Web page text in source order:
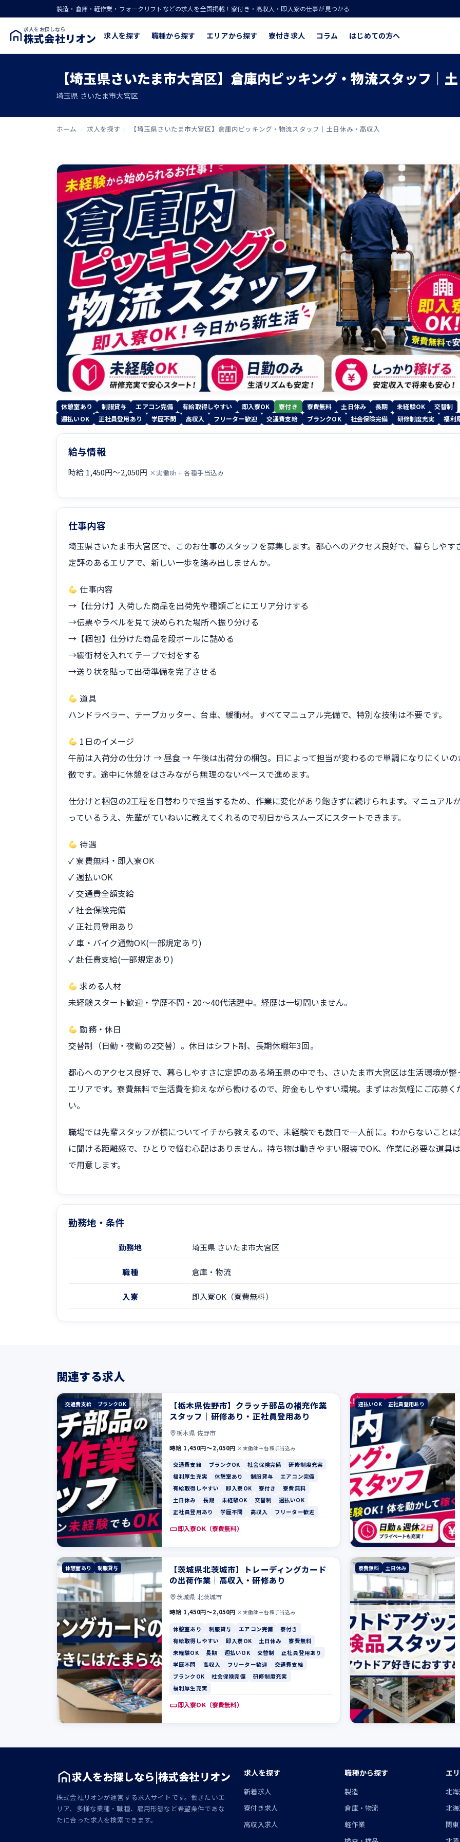
製造・倉庫・軽作業・フォークリフトなどの求人を全国掲載！寮付き・高収入・即入寮の仕事が見つかる
求人をお探しなら
株式会社リオン 求人を探す 職種から探す エリアから探す 寮付き求人 コラム はじめての方へ
【埼玉県さいたま市大宮区】倉庫内ピッキング・物流スタッフ｜
埼玉県 さいたま市大宮区
ホーム › 求人を探す › 【埼玉県さいたま市大宮区】倉庫内ピッキング・物流スタッフ｜土日休み・高収入
休憩室あり 制服貸与 エアコン完備 有給取得しやすい 即入寮OK 寮付き 寮費無料 土日休み 長期 未経験OK
交替制
週払いOK
正社員登用あり 学歴不問 高収入 フリーター歓迎 交通費支給 ブランクOK 社会保険完備 研修制度充実 福利
給与情報
時給 1,450円〜2,050円 ×実働8h＋各種手当込み
仕事内容
埼玉県さいたま市大宮区で、このお仕事のスタッフを募集します。都心へのアクセス良好で、暮らしやす
定評のあるエリアで、新しい一歩を踏み出しませんか。
仕事内容
→【仕分け】入荷した商品を出荷先や種類ごとにエリア分けする
→伝票やラベルを見て決められた場所へ振り分ける
→【梱包】仕分けた商品を段ボールに詰める
→緩衝材を入れてテープで封をする
→送り状を貼って出荷準備を完了させる
道具
ハンドラベラー、テープカッター、台車、緩衝材。すべてマニュアル完備で、特別な技術は不要です。
1日のイメージ
午前は入荷分の仕分け → 昼食 → 午後は出荷分の梱包。日によって担当が変わるので単調になりにくいの
徴です。途中に休憩をはさみながら無理のないペースで進めます。
仕分けと梱包の2工程を日替わりで担当するため、作業に変化があり飽きずに続けられます。マニュアル
っているうえ、先輩がていねいに教えてくれるので初日からスムーズにスタートできます。
待遇
✓ 寮費無料・即入寮OK
✓ 週払いOK
✓ 交通費全額支給
✓ 社会保険完備
✓ 正社員登用あり
✓ 車・バイク通勤OK(一部規定あり)
✓ 赴任費支給(一部規定あり)
求める人材
未経験スタート歓迎・学歴不問・20〜40代活躍中。経歴は一切問いません。
勤務・休日
交替制（日勤・夜勤の2交替）。休日はシフト制、長期休暇年3回。
都心へのアクセス良好で、暮らしやすさに定評のある埼玉県の中でも、さいたま市大宮区は生活環境が整
エリアです。寮費無料で生活費を抑えながら働けるので、貯金もしやすい環境。まずはお気軽にご応募く
い。
職場では先輩スタッフが横についてイチから教えるので、未経験でも数日で一人前に。わからないことは
に聞ける距離感で、ひとりで悩む心配はありません。持ち物は動きやすい服装でOK、作業に必要な道具
で用意します。
勤務地・条件
勤務地 埼玉県 さいたま市大宮区
職種 倉庫・物流
入寮 即入寮OK（寮費無料）
関連する求人
交通費支給 ブランクOK
【栃木県佐野市】クラッチ部品の補充作業
スタッフ｜研修あり・正社員登用あり
栃木県 佐野市
時給 1,450円〜2,050円 ×実働8h＋各種手当込み
交通費支給 ブランクOK 社会保険完備
研修制度充実
福利厚生充実
休憩室あり 制服貸与
エアコン完備
有給取得しやすい
即入寮OK 寮付き
寮費無料
土日休み
長期 未経験OK 交替制
週払いOK
正社員登用あり
学歴不問 高収入 フリーター歓迎
即入寮OK（寮費無料）
週払いOK 正社員登用あり
休憩室あり 制服貸与
【茨城県北茨城市】トレーディングカード
の出荷作業｜高収入・研修あり
茨城県 北茨城市
時給 1,450円〜2,050円 ×実働8h＋各種手当込み
休憩室あり 制服貸与 エアコン完備
寮付き
有給取得しやすい
即入寮OK 土日休み
寮費無料
未経験OK
長期 週払いOK 交替制
正社員登用あり
学歴不問
高収入 フリーター歓迎
交通費支給
ブランクOK
社会保険完備
研修制度充実
福利厚生充実
即入寮OK（寮費無料）
寮費無料 土日休み
求人をお探しなら|株式会社リオン
株式会社リオンが運営する求人サイトです。働きたいエ
リア、多様な業種・職種、雇用形態など希望条件であな
たに合った求人を検索できます。
求人を探す
新着求人
寮付き求人
高収入求人
職種から探す
製造
倉庫・物流
軽作業
エ
北
北
関東